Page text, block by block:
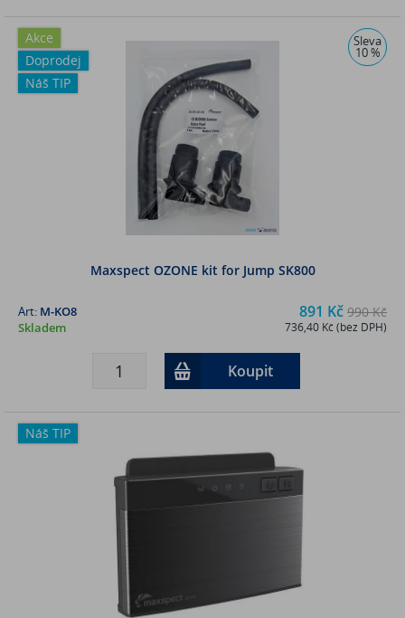
Akce
Doprodej
Náš TIP
Sleva
10 %
Maxspect OZONE kit for Jump SK800
891 Kč 990 Kč
736,40 Kč (bez DPH)
Art: M-KO8
Skladem
Koupit
Náš TIP